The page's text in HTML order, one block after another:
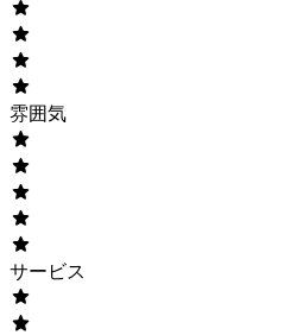
雰囲気
サービス